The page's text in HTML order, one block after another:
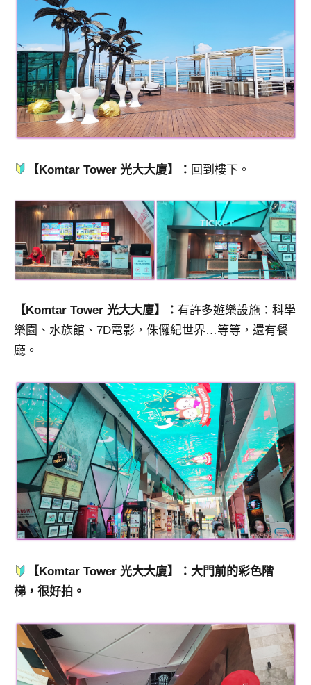
【Komtar Tower 光大大廈】： 回到樓下。
【Komtar Tower 光大大廈】： 有許多遊樂設施：科學
樂園、水族館、7D電影，侏儸紀世界…等等，還有餐
廳。
【Komtar Tower 光大大廈】：大門前的彩色階
梯，很好拍。